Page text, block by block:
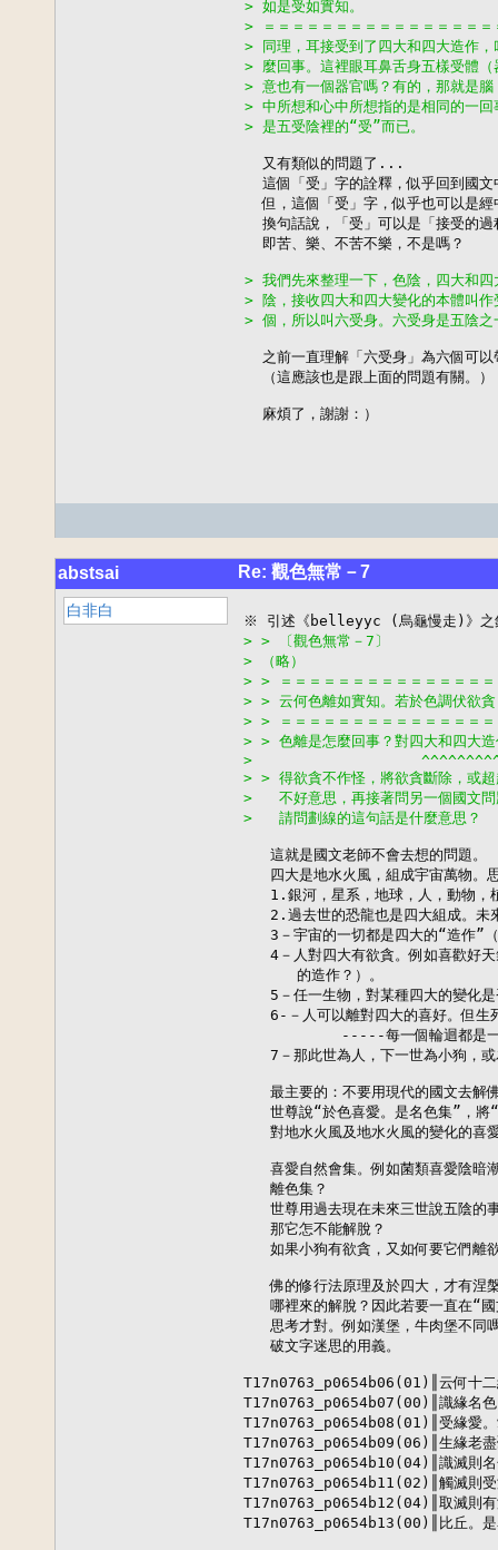
> 如是受如實知。
> ＝＝＝＝＝＝＝＝＝＝＝＝＝＝＝
> 同理，耳接受到了四大和四大造作
> 麼回事。這裡眼耳鼻舌身五樣受體
> 意也有一個器官嗎？有的，那就是
> 中所想和心中所想指的是相同的一
> 是五受陰裡的“受”而已。
  又有類似的問題了...
這個「受」字的詮釋，似乎回到國文
但，這個「受」字，似乎也可以是
換句話說，「受」可以是「接受的
  即苦、樂、不苦不樂，不是嗎？
> 我們先來整理一下，色陰，四大和
> 陰，接收四大和四大變化的本體叫
> 個，所以叫六受身。六受身是五陰
之前一直理解「六受身」為六個可
  （這應該也是跟上面的問題有關。）
  麻煩了，謝謝：）
abstsai Re: 觀色無常－7
白非白
> > 〔觀色無常－7〕
> （略）
> > ＝＝＝＝＝＝＝＝＝＝＝＝＝＝
> > 云何色離如實知。若於色調伏欲
> > ＝＝＝＝＝＝＝＝＝＝＝＝＝＝
> > 色離是怎麼回事？對四大和四大
>
> > 得欲貪不作怪，將欲貪斷除，或
>   不好意思，再接著問另一個國文
>   請問劃線的這句話是什麼意思？
   這就是國文老師不會去想的問題。
四大是地水火風，組成宇宙萬物。
1.銀河，星系，地球，人，動物，
2.過去世的恐龍也是四大組成。
3－宇宙的一切都是四大的“造作”
4－人對四大有欲貪。例如喜歡好
      的造作？）。
5－任一生物，對某種四大的變化
6-－人可以離對四大的喜好。但生
-----每一個輪迴都是
7－那此世為人，下一世為小狗，
最主要的：不要用現代的國文去解
世尊說“於色喜愛。是名色集”，
對地水火風及地水火風的變化的喜
喜愛自然會集。例如菌類喜愛陰暗
   離色集？
世尊用過去現在未來三世說五陰的
   那它怎不能解脫？
如果小狗有欲貪，又如何要它們離
佛的修行法原理及於四大，才有涅
哪裡來的解脫？因此若要一直在“
思考才對。例如漢堡，牛肉堡不同
   破文字迷思的用義。
T17n0763_p0654b06(01)║云何十二
T17n0763_p0654b07(00)║識緣名色
T17n0763_p0654b08(01)║受緣愛。
T17n0763_p0654b09(06)║生緣老盡
T17n0763_p0654b10(04)║識滅則名
T17n0763_p0654b11(02)║觸滅則受
T17n0763_p0654b12(04)║取滅則有
T17n0763_p0654b13(00)║比丘。是